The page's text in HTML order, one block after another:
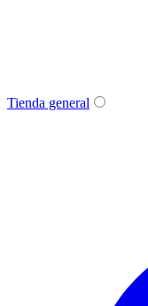
Tienda general